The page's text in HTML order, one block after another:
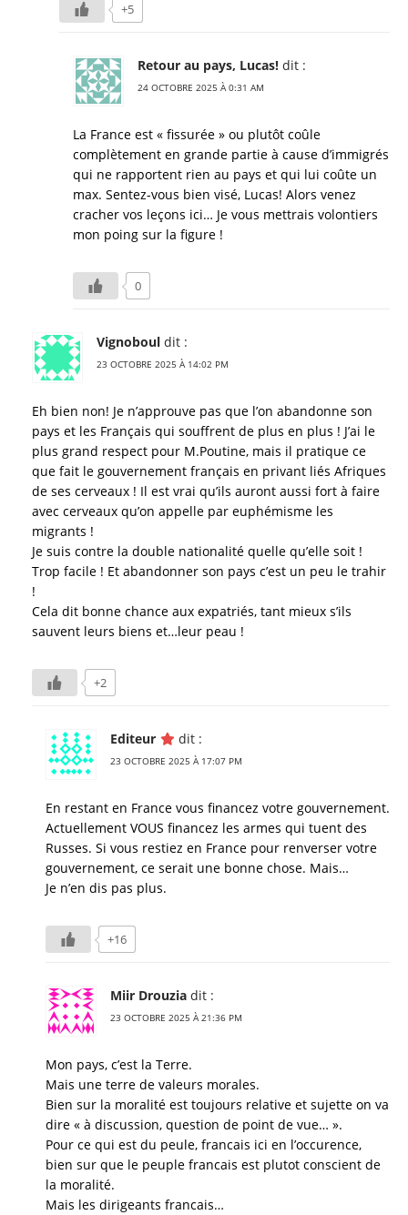
+5
Retour au pays, Lucas! dit :
24 OCTOBRE 2025 À 0:31 AM
La France est « fissurée » ou plutôt coûle
complètement en grande partie à cause d’immigrés
qui ne rapportent rien au pays et qui lui coûte un
max. Sentez-vous bien visé, Lucas! Alors venez
cracher vos leçons ici… Je vous mettrais volontiers
mon poing sur la figure !
0
Vignoboul dit :
23 OCTOBRE 2025 À 14:02 PM
Eh bien non! Je n’approuve pas que l’on abandonne son
pays et les Français qui souffrent de plus en plus ! J’ai le
plus grand respect pour M.Poutine, mais il pratique ce
que fait le gouvernement français en privant liés Afriques
de ses cerveaux ! Il est vrai qu’ils auront aussi fort à faire
avec cerveaux qu’on appelle par euphémisme les
migrants !
Je suis contre la double nationalité quelle qu’elle soit !
Trop facile ! Et abandonner son pays c’est un peu le trahir
!
Cela dit bonne chance aux expatriés, tant mieux s’ils
sauvent leurs biens et…leur peau !
+2
Editeur dit :
23 OCTOBRE 2025 À 17:07 PM
En restant en France vous financez votre gouvernement.
Actuellement VOUS financez les armes qui tuent des
Russes. Si vous restiez en France pour renverser votre
gouvernement, ce serait une bonne chose. Mais…
Je n’en dis pas plus.
+16
Miir Drouzia dit :
23 OCTOBRE 2025 À 21:36 PM
Mon pays, c’est la Terre.
Mais une terre de valeurs morales.
Bien sur la moralité est toujours relative et sujette on va
dire « à discussion, question de point de vue… ».
Pour ce qui est du peule, francais ici en l’occurence,
bien sur que le peuple francais est plutot conscient de
la moralité.
Mais les dirigeants francais…